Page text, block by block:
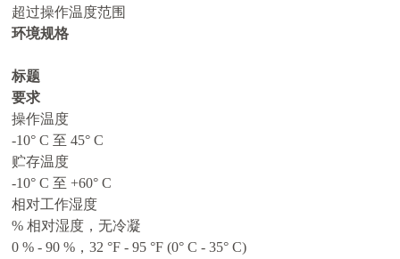
超过操作温度范围
环境规格
标题
要求
操作温度
-10° C 至 45° C
贮存温度
-10° C 至 +60° C
相对工作湿度
% 相对湿度，无冷凝
0 % - 90 %，32 °F - 95 °F (0° C - 35° C)